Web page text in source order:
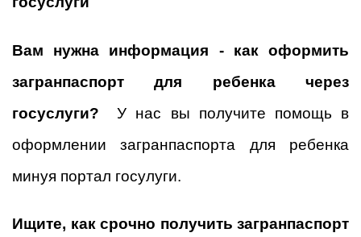
Вам нужна информация - как оформить
загранпаспорт для ребенка через
госуслуги? У нас вы получите помощь в
оформлении загранпаспорта для ребенка
минуя портал госулуги.
Ищите, как срочно получить загранпаспорт